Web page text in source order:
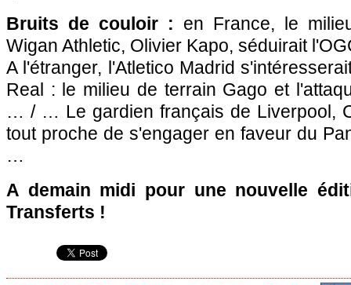
Bruits de couloir : en France, le
Wigan Athletic, Olivier Kapo, séduirait l'
A l'étranger, l'Atletico Madrid
Real : le milieu de terrain Gago et
… / … Le gardien français de Liverpool,
tout proche de s'engager en faveur du
…
A demain midi pour une nouvelle
Transferts !